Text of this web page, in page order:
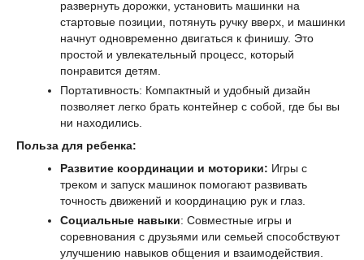
развернуть дорожки, установить машинки на
стартовые позиции, потянуть ручку вверх, и машинки
начнут одновременно двигаться к финишу. Это
простой и увлекательный процесс, который
понравится детям.
Портативность: Компактный и удобный дизайн
позволяет легко брать контейнер с собой, где бы вы
ни находились.
Польза для ребенка:
Развитие координации и моторики: Игры с
треком и запуск машинок помогают развивать
точность движений и координацию рук и глаз.
Социальные навыки: Совместные игры и
соревнования с друзьями или семьей способствуют
улучшению навыков общения и взаимодействия.